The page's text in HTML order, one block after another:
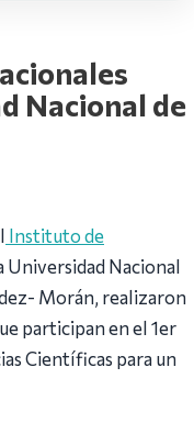
Nacional de
Instituto de
Universidad Nacional
Morán, realizaron
participan en el 1er
Científicas para un